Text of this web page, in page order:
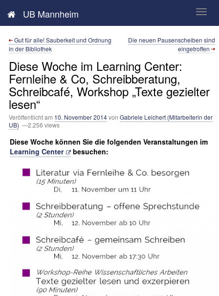
UB Mannheim
Neues aus der UB Mannheim
Gut für alle! Sauberkeit und Ordnung
in der Bibliothek
Die neuen Pausenscheiben sind
eingetroffen
Diese Woche im Learning Center:
Fernleihe & Co, Schreibberatung,
Schreibcafé, Workshop „Texte gezielter
lesen“
Veröffentlicht am 10. November 2014von Gabriele Leichert (Mitarbeiterin der
UB) —2.256 views
Diese Woche können Sie die folgenden Veranstaltungen im
Learning Center
besuchen: